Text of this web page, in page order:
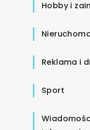
Hobby i
Reklama i
Sport